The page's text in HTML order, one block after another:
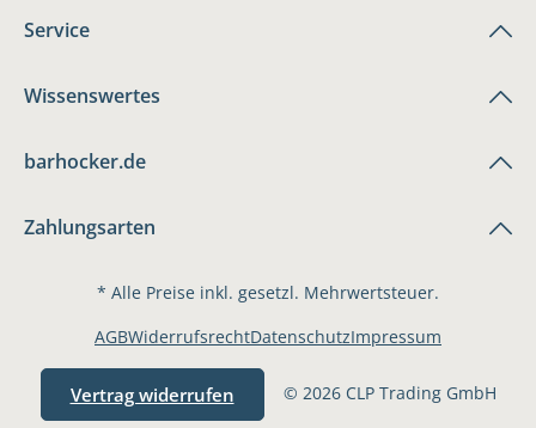
Service
Wissenswertes
barhocker.de
Zahlungsarten
* Alle Preise inkl. gesetzl. Mehrwertsteuer.
Vertrag widerrufen © 2026 CLP Trading GmbH
AGBWiderrufsrechtDatenschutzImpressum